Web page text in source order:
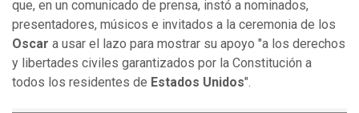
que, en un comunicado de prensa, instó a nominados,
presentadores, músicos e invitados a la ceremonia de los
Oscar a usar el lazo para mostrar su apoyo "a los derechos
y libertades civiles garantizados por la Constitución a
todos los residentes de Estados Unidos".